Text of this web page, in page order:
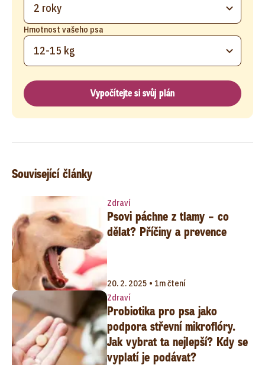
2 roky
Hmotnost vašeho psa
12-15 kg
Vypočítejte si svůj plán
Související články
Zdraví
Psovi páchne z tlamy – co
dělat? Příčiny a prevence
20. 2. 2025 • 1m čtení
Zdraví
Probiotika pro psa jako
podpora střevní mikroflóry.
Jak vybrat ta nejlepší? Kdy se
vyplatí je podávat?